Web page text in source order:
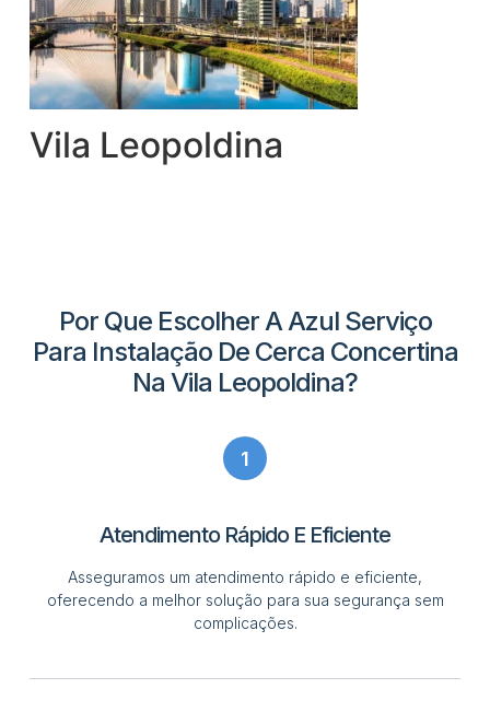
Vila Leopoldina
Por Que Escolher A Azul Serviço
Para Instalação De Cerca Concertina
Na Vila Leopoldina?
1
Atendimento Rápido E Eficiente
Asseguramos um atendimento rápido e eficiente,
oferecendo a melhor solução para sua segurança sem
complicações.